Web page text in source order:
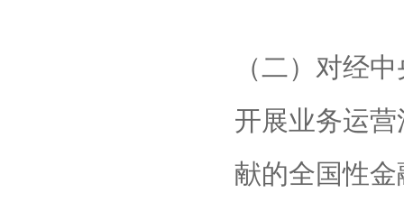
（二）对经
开展业务运
献的全国性